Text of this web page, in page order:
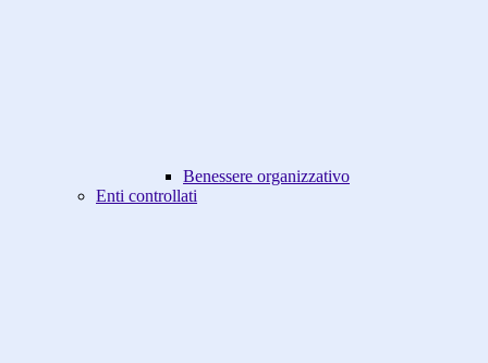
Benessere organizzativo
Enti controllati